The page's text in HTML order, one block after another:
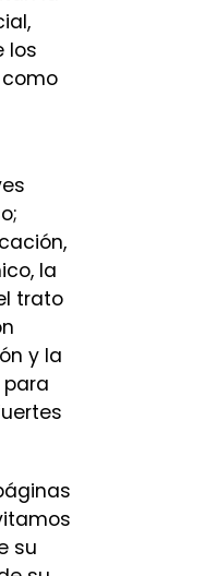
los
la
trato
y la
su